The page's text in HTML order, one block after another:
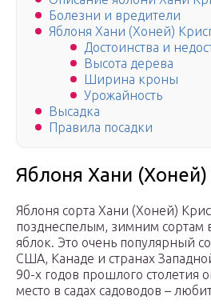
Болезни и вредители
Яблоня Хани (Хоней)
Достоинства и
Высота дерева
Ширина кроны
Урожайность
Высадка
Правила посадки
Яблоня Хани (Хоней)
Яблоня сорта Хани (Хоней)
позднеспелым, зимним сортам
яблок. Это очень популярный
США, Канаде и странах
90-х годов прошлого столетия
место в садах садоводов –